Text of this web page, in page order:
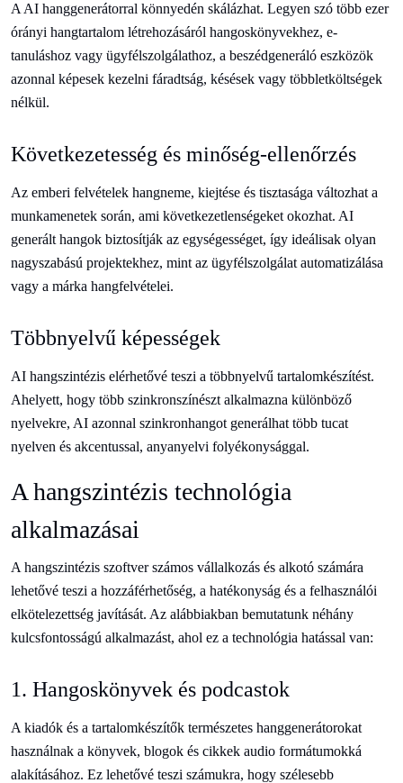
A AI hanggenerátorral könnyedén skálázhat. Legyen szó több ezer
órányi hangtartalom létrehozásáról hangoskönyvekhez, e-
tanuláshoz vagy ügyfélszolgálathoz, a beszédgeneráló eszközök
azonnal képesek kezelni fáradtság, késések vagy többletköltségek
nélkül.
Következetesség és minőség-ellenőrzés
Az emberi felvételek hangneme, kiejtése és tisztasága változhat a
munkamenetek során, ami következetlenségeket okozhat. AI
generált hangok biztosítják az egységességet, így ideálisak olyan
nagyszabású projektekhez, mint az ügyfélszolgálat automatizálása
vagy a márka hangfelvételei.
Többnyelvű képességek
AI hangszintézis elérhetővé teszi a többnyelvű tartalomkészítést.
Ahelyett, hogy több szinkronszínészt alkalmazna különböző
nyelvekre, AI azonnal szinkronhangot generálhat több tucat
nyelven és akcentussal, anyanyelvi folyékonysággal.
A hangszintézis technológia
alkalmazásai
A hangszintézis szoftver számos vállalkozás és alkotó számára
lehetővé teszi a hozzáférhetőség, a hatékonyság és a felhasználói
elkötelezettség javítását. Az alábbiakban bemutatunk néhány
kulcsfontosságú alkalmazást, ahol ez a technológia hatással van:
1. Hangoskönyvek és podcastok
A kiadók és a tartalomkészítők természetes hanggenerátorokat
használnak a könyvek, blogok és cikkek audio formátumokká
alakításához. Ez lehetővé teszi számukra, hogy szélesebb